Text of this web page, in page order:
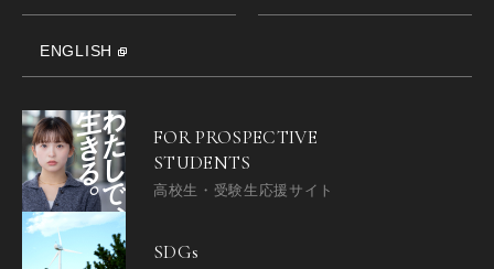
ENGLISH
FOR PROSPECTIVE
STUDENTS
高校生・受験生応援サイト
SDGs